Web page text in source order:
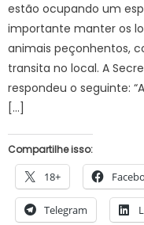
estão ocupando um
importante manter os
animais peçonhentos,
transita no local. A
respondeu o seguinte:
[…]
Compartilhe isso:
18+
Telegram